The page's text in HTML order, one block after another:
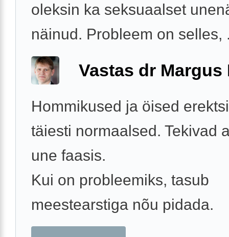
oleksin ka seksuaalset
näinud. Probleem on selles,
Vastas dr Margus
Hommikused ja öised
täiesti normaalsed. Tekivad
une faasis.
Kui on probleemiks, tasub
meestearstiga nõu pidada.